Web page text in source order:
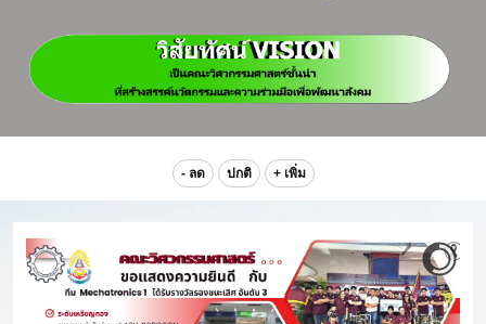
- ลด ปกติ + เพิ่ม